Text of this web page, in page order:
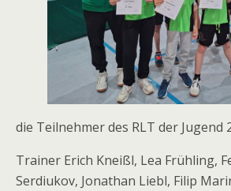
die Teilnehmer des RLT der Jugend
Trainer Erich Kneißl, Lea Frühling,
Serdiukov, Jonathan Liebl, Filip